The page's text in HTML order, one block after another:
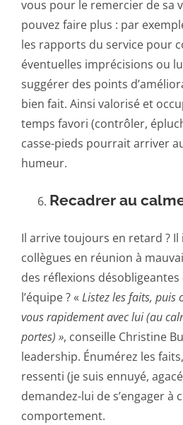
vous pour le remercier de sa
pouvez faire plus : par
les rapports du service pour
éventuelles imprécisions ou
suggérer des points
bien fait. Ainsi valorisé et
temps favori (contrôler,
casse-pieds pourrait arriver
humeur.
Recadrer au
Il arrive toujours en retard ?
collègues en réunion à
des réflexions
l’équipe ? « Listez les faits, puis
vous rapidement avec lui (au
portes) », conseille Christine
leadership. Énumérez les
ressenti (je suis ennuyé,
demandez-lui de s’engager à
comportement.